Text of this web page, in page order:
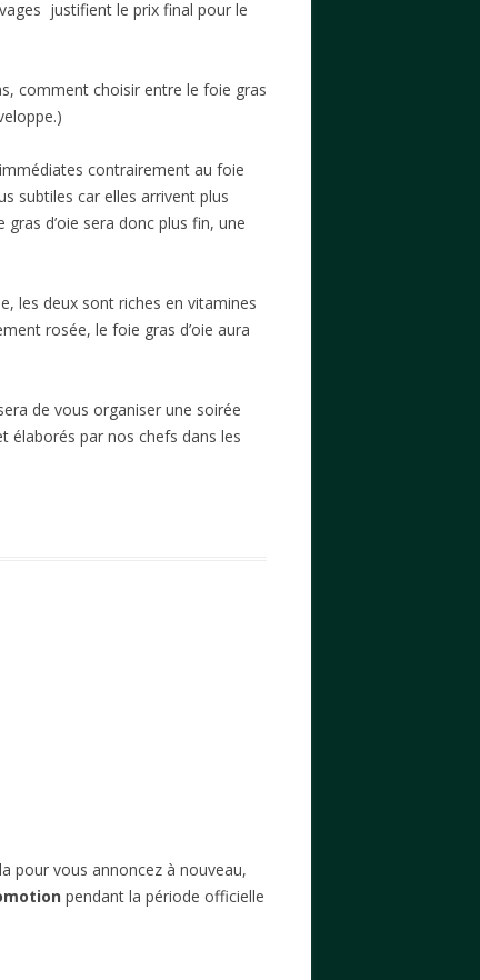
justifient le prix final pour le
comment choisir entre le foie gras
contrairement au foie
subtiles car elles arrivent plus
d’oie sera donc plus fin, une
les deux sont riches en vitamines
rosée, le foie gras d’oie aura
de vous organiser une soirée
élaborés par nos chefs dans les
pour vous annoncez à nouveau,
pendant la période officielle